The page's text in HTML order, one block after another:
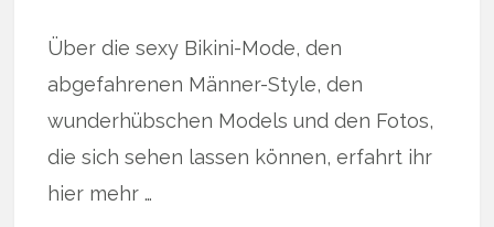
Über die sexy Bikini-Mode, den
abgefahrenen Männer-Style, den
wunderhübschen Models und den Fotos,
die sich sehen lassen können, erfahrt ihr
hier mehr …